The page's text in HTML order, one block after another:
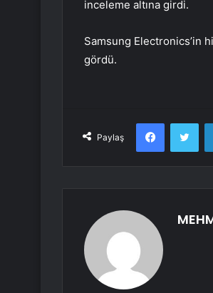
inceleme altına girdi.
Samsung Electronics’in
gördü.
Paylaş
Facebook